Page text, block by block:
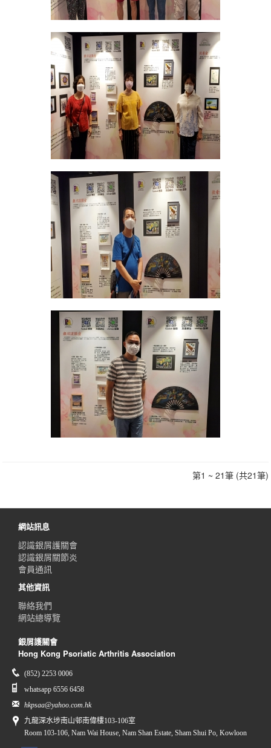
第1 ~ 21筆 (共21筆)
網站訊息
認識銀屑護關會
認識銀屑關節炎
會員通訊
其他資訊
聯絡我們
網站總導覽
銀屑護關會
Hong Kong Psoriatic Arthritis Association
(852) 2253 0006
whatsapp 6556 6458
hkpsaa@yahoo.com.hk
九龍深水埗南山邨南偉樓103-106室
Room 103-106, Nam Wai House, Nam Shan Estate, Sham Shui Po, Kowloon